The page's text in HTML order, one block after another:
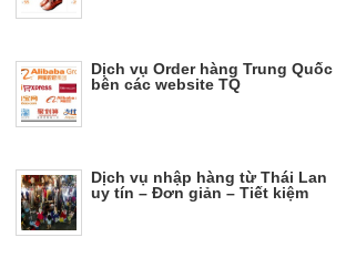
Dịch vụ Order hàng Trung Quốc
bên các website TQ
Dịch vụ nhập hàng từ Thái Lan
uy tín – Đơn giản – Tiết kiệm